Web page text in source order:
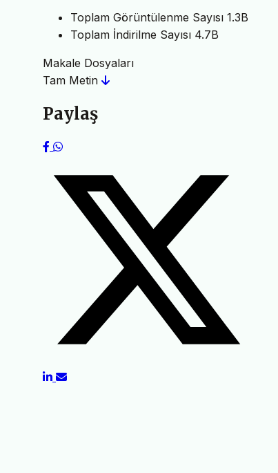
Toplam Görüntülenme Sayısı 1.3B
Toplam İndirilme Sayısı 4.7B
Makale Dosyaları
Tam Metin
Paylaş